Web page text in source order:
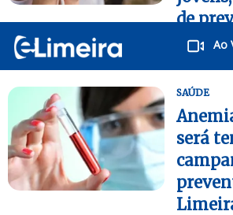
Ao
de
SAÚDE
será